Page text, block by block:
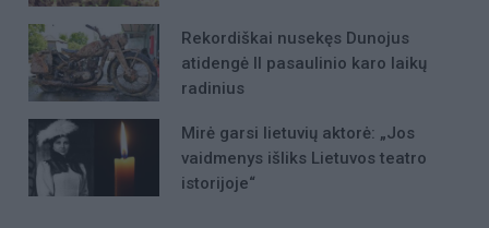
Rekordiškai nusekęs Dunojus
atidengė II pasaulinio karo laikų
radinius
Mirė garsi lietuvių aktorė: „Jos
vaidmenys išliks Lietuvos teatro
istorijoje“